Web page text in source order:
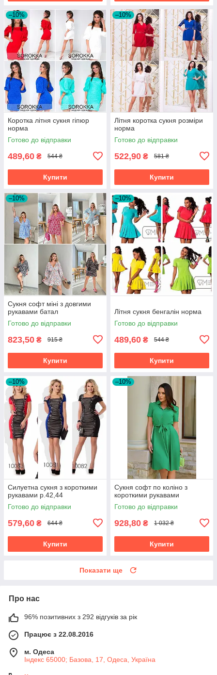
–10%
Коротка літня сукня гіпюр
норма
Готово до відправки
489,60 ₴ 544 ₴
Купити
–10%
Літня коротка сукня розміри
норма
Готово до відправки
522,90 ₴ 581 ₴
Купити
–10%
Сукня софт міні з довгими
рукавами батал
Готово до відправки
823,50 ₴ 915 ₴
Купити
–10%
Літня сукня бенгалін норма
Готово до відправки
489,60 ₴ 544 ₴
Купити
–10%
Силуетна сукня з короткими
рукавами р.42,44
Готово до відправки
579,60 ₴ 644 ₴
Купити
–10%
Сукня софт по коліно з
короткими рукавами
Готово до відправки
928,80 ₴ 1 032 ₴
Купити
Показати ще
Про нас
96% позитивних з 292 відгуків за рік
Працює з 22.08.2016
м. Одеса
Індекс 65000; Базова, 17, Одеса, Україна